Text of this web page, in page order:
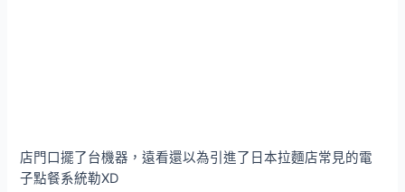
店門口擺了台機器，遠看還以為引進了日本拉麵店常見的電
子點餐系統勒XD